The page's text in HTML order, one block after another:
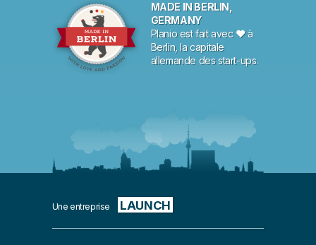
MADE IN BERLIN,
GERMANY
Planio est fait avec ♥ à
Berlin, la capitale
allemande des start-ups.
Une entreprise LAUNCH